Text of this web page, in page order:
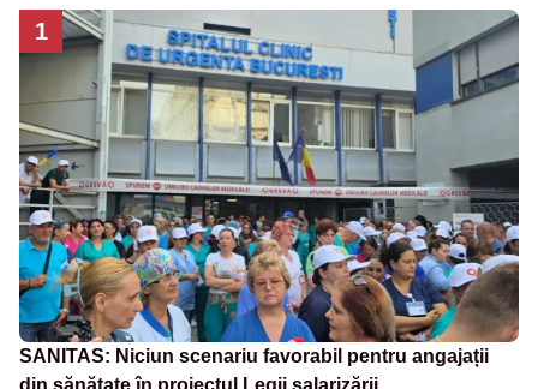
1
SANITAS: Niciun scenariu favorabil pentru angajații
din sănătate în proiectul Legii salarizării